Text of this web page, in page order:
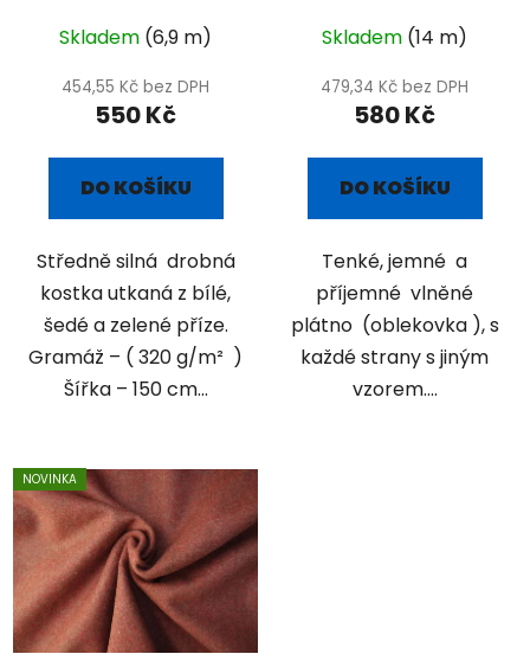
Skladem (6,9 m)
454,55 Kč bez DPH
550 Kč
DO KOŠÍKU
Středně silná drobná
kostka utkaná z bílé,
šedé a zelené příze.
Gramáž – ( 320 g/m² )
Šířka – 150 cm...
dvoulícní
Skladem (14 m)
479,34 Kč bez DPH
580 Kč
DO KOŠÍKU
Tenké, jemné a
příjemné vlněné
plátno (oblekovka ), s
každé strany s jiným
vzorem....
NOVINKA